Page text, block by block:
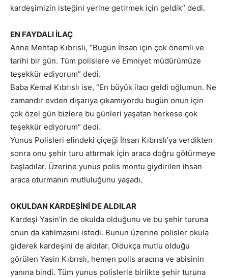
kardeşimizin isteğini yerine getirmek için geldik” dedi.
EN FAYDALI İLAÇ
Anne Mehtap Kıbrıslı, “Bugün İhsan için çok önemli ve
tarihi bir gün. Tüm polislere ve Emniyet müdürümüze
teşekkür ediyorum” dedi.
Baba Kemal Kıbrıslı ise, “En büyük ilacı geldi oğlumun. Ne
zamandır evden dışarıya çıkamıyordu bugün onun için
çok özel gün bizlere bu günleri yaşatan herkese çok
teşekkür ediyorum” dedi.
Yunus Polisleri elindeki çiçeği İhsan Kıbrıslı’ya verdikten
sonra onu şehir turu attırmak için araca doğru götürmeye
başladılar. Üzerine yunus polis montu giydirilen ihsan
araca oturmanın mutluluğunu yaşadı.
OKULDAN KARDEŞİNİ DE ALDILAR
Kardeşi Yasin’in de okulda olduğunu ve bu şehir turuna
onun da katılmasını istedi. Bunun üzerine polisler okula
giderek kardeşini de aldılar. Oldukça mutlu olduğu
görülen Yasin Kıbrıslı, hemen polis aracına ve abisinin
yanına bindi. Tüm yunus polislerle birlikte şehir turuna